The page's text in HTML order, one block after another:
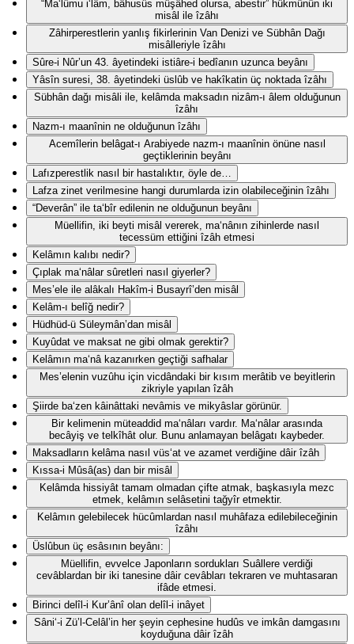
“Ma‘lûmu i‘lâm, bâhusûs müşâhed olursa, abestir” hükmünün iki
misâl ile îzâhı
Zâhirperestlerin yanlış fikirlerinin Van Denizi ve Sübhân Dağı
misâlleriyle îzâhı
Sûre-i Nûr’un 43. âyetindeki istiâre-i bedîanın uzunca beyânı
Yâsîn suresi, 38. âyetindeki üslûb ve hakîkatin üç noktada îzâhı
Sübhân dağı misâli ile, kelâmda maksadın nizâm-ı âlem olduğunun
îzâhı
Nazm-ı maanînin ne olduğunun îzâhı
Acemîlerin belâgat-ı Arabiyede nazm-ı maanînin önüne nasıl
geçtiklerinin beyânı
Lafızperestlik nasıl bir hastalıktır, öyle de…
Lafza zinet verilmesine hangi durumlarda izin olabileceğinin îzâhı
“Deverân” ile ta‘bîr edilenin ne olduğunun beyânı
Müellifin, iki beyti misâl vererek, ma‘nânın zihinlerde nasıl
tecessüm ettiğini îzâh etmesi
Kelâmın kalıbı nedir?
Çıplak ma‘nâlar sûretleri nasıl giyerler?
Mes’ele ile alâkalı Hakîm-i Busayrî’den misâl
Kelâm-ı belîğ nedir?
Hüdhüd-ü Süleymân’dan misâl
Kuyûdat ve maksat ne gibi olmak gerektir?
Kelâmın ma‘nâ kazanırken geçtiği safhalar
Mes’elenin vuzûhu için vicdândaki bir kısım merâtib ve beyitlerin
zikriyle yapılan îzâh
Şiirde ba‘zen kâinâttaki nevâmis ve mikyâslar görünür.
Bir kelimenin müteaddid ma‘nâları vardır. Ma‘nâlar arasında
becâyiş ve telkîhât olur. Bunu anlamayan belâgatı kaybeder.
Maksadların kelâma nasıl vüs‘at ve azamet verdiğine dâir îzâh
Kıssa-i Mûsâ(as) dan bir misâl
Kelâmda hissiyât tamam olmadan çifte atmak, başkasıyla mezc
etmek, kelâmın selâsetini tağyîr etmektir.
Kelâmın gelebilecek hücûmlardan nasıl muhâfaza edilebileceğinin
îzâhı
Üslûbun üç esâsının beyânı:
Müellifin, evvelce Japonların sordukları Suâllere verdiği
cevâblardan bir iki tanesine dâir cevâbları tekraren ve muhtasaran
ifâde etmesi.
Birinci delîl-i Kur’ânî olan delîl-i inâyet
Sâni‘-i Zü’l-Celâl’in her şeyin cephesine hudûs ve imkân damgasını
koyduğuna dâir îzâh